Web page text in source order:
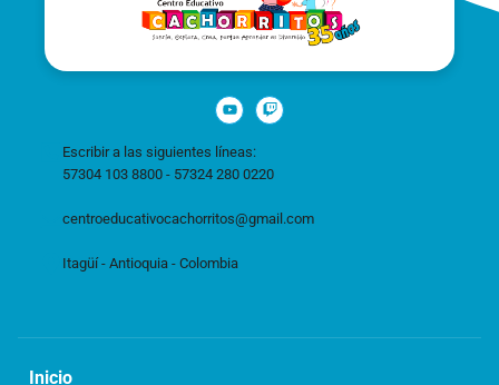
Escribir a las siguientes líneas:
57304 103 8800 - 57324 280 0220
centroeducativocachorritos@gmail.com
Itagüí - Antioquia - Colombia
Inicio